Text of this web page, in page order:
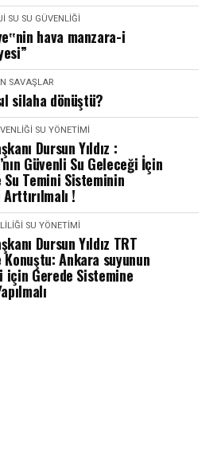
SU SU GÜVENLIĞI
hava manzara-i
SAVAŞLAR
silaha dönüştü?
SU YÖNETIMI
Dursun Yıldız :
Güvenli Su Geleceği İçin
Su Temini Sisteminin
Arttırılmalı !
SU YÖNETIMI
Dursun Yıldız TRT
Konuştu: Ankara suyunun
için Gerede Sistemine